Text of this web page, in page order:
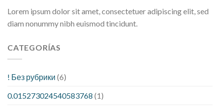
Lorem ipsum dolor sit amet, consectetuer adipiscing elit, sed
diam nonummy nibh euismod tincidunt.
CATEGORÍAS
! Без рубрики (6)
0.015273024540583768 (1)